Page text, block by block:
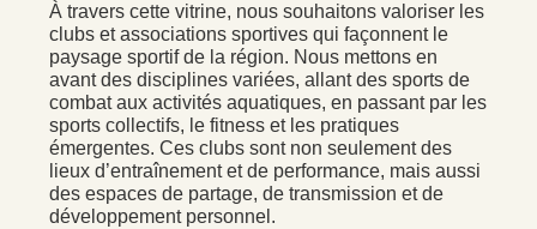
À travers cette vitrine, nous souhaitons valoriser les
clubs et associations sportives qui façonnent le
paysage sportif de la région. Nous mettons en
avant des disciplines variées, allant des sports de
combat aux activités aquatiques, en passant par les
sports collectifs, le fitness et les pratiques
émergentes. Ces clubs sont non seulement des
lieux d’entraînement et de performance, mais aussi
des espaces de partage, de transmission et de
développement personnel.